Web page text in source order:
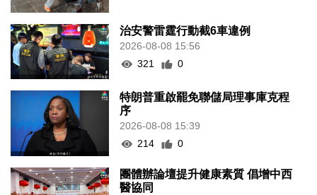
治安警雷霆行動截6車違例
2026-08-08 15:56
321
0
特朗普重啟罷免聯儲局理事庫克程
序
2026-08-08 15:39
214
0
團體辦論壇提升健康素質 倡增中西
醫協同